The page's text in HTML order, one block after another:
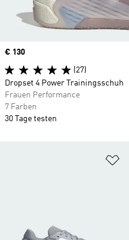
Price
€ 130
(27)
Dropset 4 Power Trainingsschuh
Frauen Performance
7 Farben
30 Tage testen